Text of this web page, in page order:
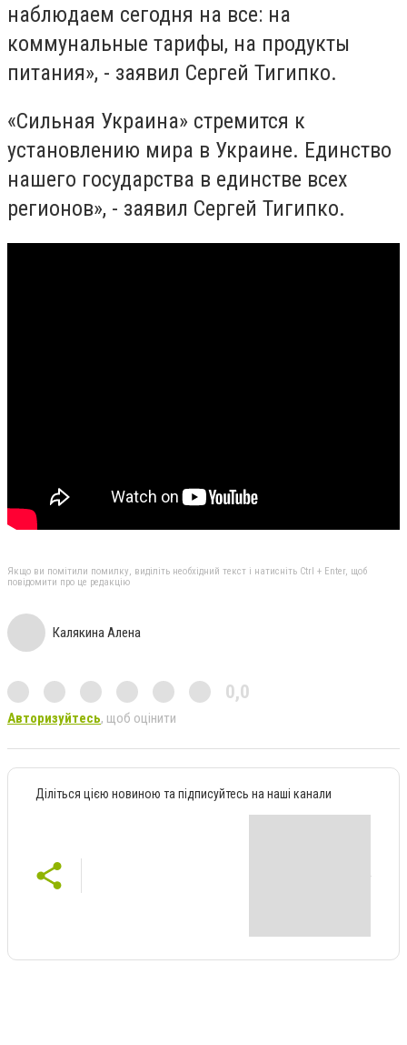
наблюдаем сегодня на все: на
коммунальные тарифы, на продукты
питания», - заявил Сергей Тигипко.
«Сильная Украина» стремится к
установлению мира в Украине. Единство
нашего государства в единстве всех
регионов», - заявил Сергей Тигипко.
Якщо ви помітили помилку, виділіть необхідний текст і натисніть Ctrl + Enter, щоб
повідомити про це редакцію
Калякина Алена
0,0
Авторизуйтесь, щоб оцінити
Діліться цією новиною та підписуйтесь на наші канали